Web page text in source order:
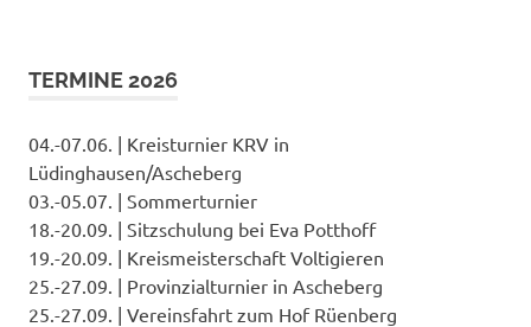
TERMINE 2026
04.-07.06. | Kreisturnier KRV in
Lüdinghausen/Ascheberg
03.-05.07. | Sommerturnier
18.-20.09. | Sitzschulung bei Eva Potthoff
19.-20.09. | Kreismeisterschaft Voltigieren
25.-27.09. | Provinzialturnier in Ascheberg
25.-27.09. | Vereinsfahrt zum Hof Rüenberg